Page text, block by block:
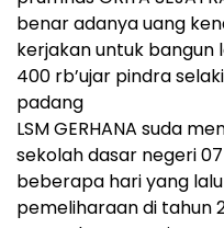
benar adanya uang
kerjakan untuk bangun
400 rb’ujar pindra
padang
LSM GERHANA suda
sekolah dasar negeri
beberapa hari yang
pemeliharaan di tahun